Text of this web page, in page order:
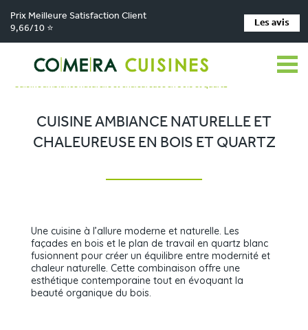
Prix Meilleure Satisfaction Client
9,66/10 ⭐
Les avis
Comera Cuisines > Nos magasins de cuisine >
Cuisiniste MAIZIERES LA GRANDE PAROISSE > Réalisations
Cuisine ambiance naturelle et chaleureuse en bois et quartz
CUISINE AMBIANCE NATURELLE ET
CHALEUREUSE EN BOIS ET QUARTZ
Une cuisine à l’allure moderne et naturelle. Les
façades en bois et le plan de travail en quartz blanc
fusionnent pour créer un équilibre entre modernité et
chaleur naturelle. Cette combinaison offre une
esthétique contemporaine tout en évoquant la
beauté organique du bois.